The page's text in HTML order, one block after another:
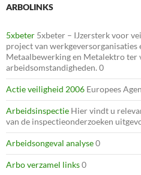
ARBOLINKS
5xbeter 5xbeter – IJzersterk voor
project van werkgeversorganisaties
Metaalbewerking en Metalektro ter
arbeidsomstandigheden. 0
Actie veiligheid 2006 Europees
Arbeidsinspectie Hier vindt u
van de inspectieonderzoeken
Arbeidsongeval analyse0
Arbo verzamel links0